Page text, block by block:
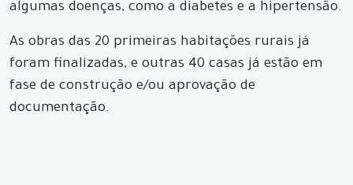
algumas doenças, como a diabetes e a hipertensão.
As obras das 20 primeiras habitações rurais já
foram finalizadas, e outras 40 casas já estão em
fase de construção e/ou aprovação de
documentação.